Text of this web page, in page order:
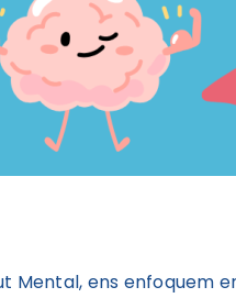
Mental, ens enfoquem